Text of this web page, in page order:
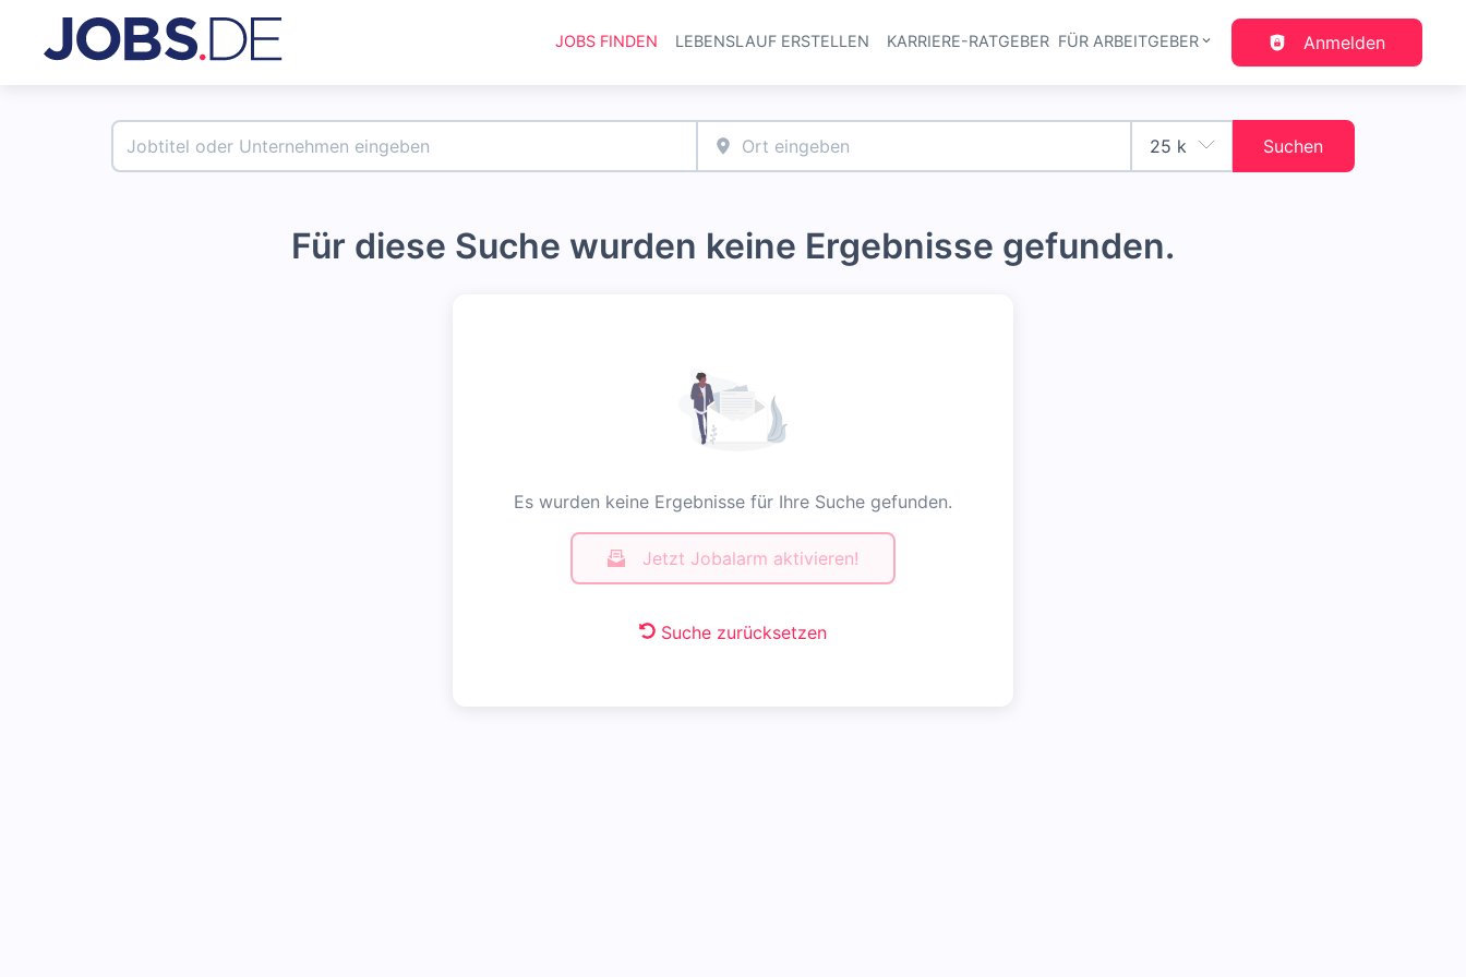
Haupt-Navigation
JOBS FINDEN LEBENSLAUF ERSTELLEN KARRIERE-RATGEBER FÜR ARBEITGEBER Anmelden
Suchen
Für diese Suche wurden keine Ergebnisse gefunden.
Es wurden keine Ergebnisse für Ihre Suche gefunden.
Jetzt Jobalarm aktivieren!
Suche zurücksetzen